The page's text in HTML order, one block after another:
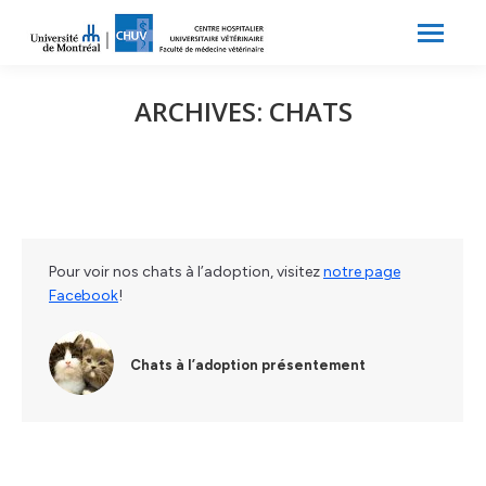
ARCHIVES: CHATS
Pour voir nos chats à l’adoption, visiteznotre page
Facebook!
Chats à l’adoption présentement